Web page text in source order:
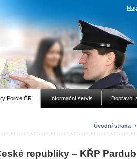
Policie ČR Informační servis Dopravní
Úvodní strana
republiky – KŘP